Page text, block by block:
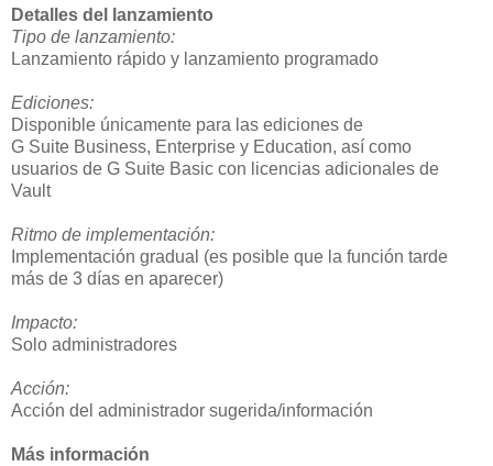
Detalles del lanzamiento
Tipo de lanzamiento:
Lanzamiento rápido y lanzamiento programado
Ediciones:
Disponible únicamente para las ediciones de
G Suite Business, Enterprise y Education, así como
usuarios de G Suite Basic con licencias adicionales de
Vault
Ritmo de implementación:
Implementación gradual (es posible que la función tarde
más de 3 días en aparecer)
Impacto:
Solo administradores
Acción:
Acción del administrador sugerida/información
Más información